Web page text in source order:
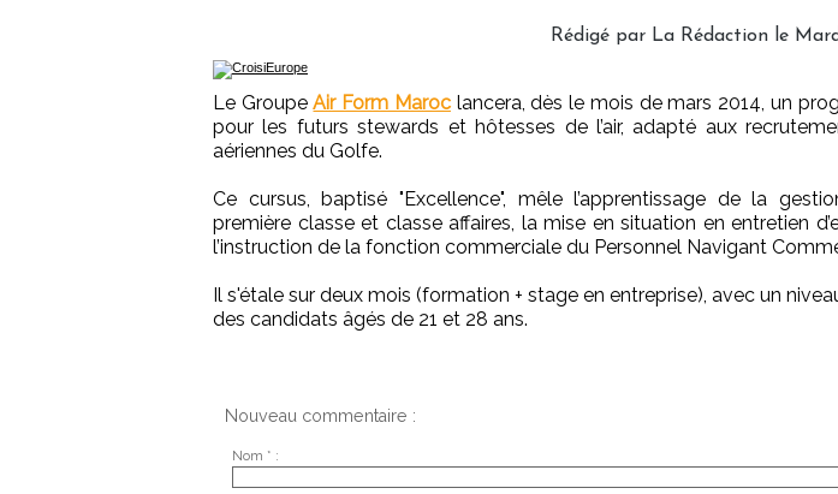
Rédigé par La Rédaction le
Le GroupeAir Form Maroclancera, dès le mois de mars 2014, un
pour les futurs stewards et hôtesses de l’air, adapté aux
aériennes du Golfe.
Ce cursus, baptisé "Excellence", mêle l’apprentissage de la
première classe et classe affaires, la mise en situation en entretien
l’instruction de la fonction commerciale du Personnel Navigant
Il s'étale sur deux mois (formation + stage en entreprise), avec un
des candidats âgés de 21 et 28 ans.
Nouveau commentaire :
Nom * :